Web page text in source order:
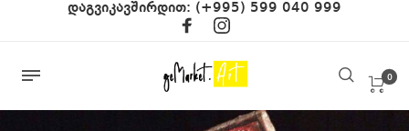
დაგვიკავშირდით: (+995) 599 040 999
0